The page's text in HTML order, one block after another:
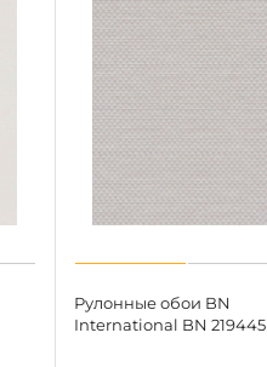
Рулонные обои BN
International BN 219445